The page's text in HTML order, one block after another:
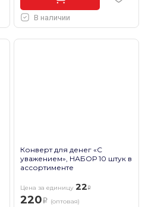
В наличии
Конверт для денег «С
уважением», НАБОР 10 штук в
ассортименте
Цена за единицу 22
220 (оптовая)